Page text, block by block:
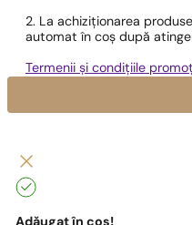
2. La achiziționarea
automat în coș după
Termenii și condițiile